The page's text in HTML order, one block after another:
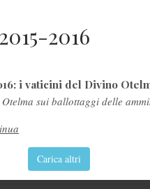
2016
i vaticini del Divino
sui ballottaggi delle
Carica altri